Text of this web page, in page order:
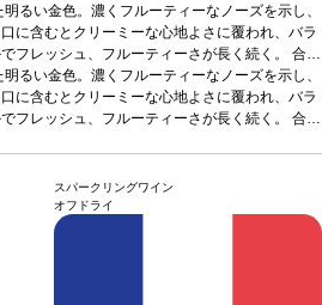
るい金色。濃くフルーティーなノーズを示し、
に含むとクリーミーな心地よさに覆われ、バラ
フレッシュ、フルーティーさが長く続く。 合う
適葡萄品種 アイレン
るい金色。濃くフルーティーなノーズを示し、
に含むとクリーミーな心地よさに覆われ、バラ
フレッシュ、フルーティーさが長く続く。 合う
スパークリングワイン
オフドライ